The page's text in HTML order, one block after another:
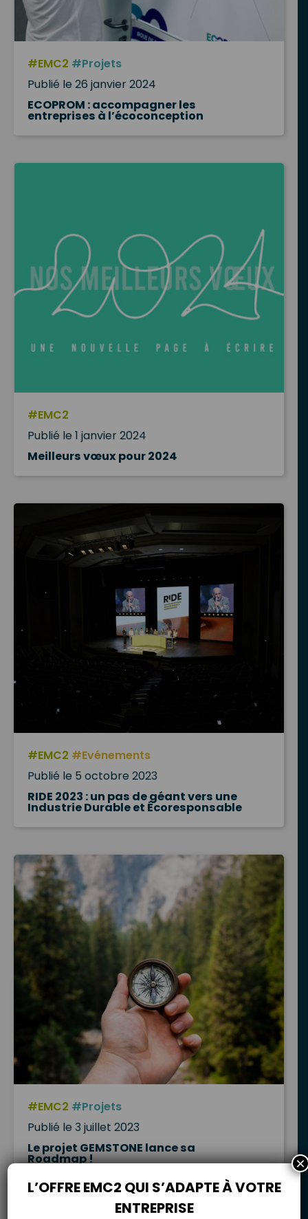
#EMC2 #Projets
Publié le 26 janvier 2024
ECOPROM : accompagner les
entreprises à l’écoconception
#EMC2
Publié le 1 janvier 2024
Meilleurs vœux pour 2024
#EMC2 #Evénements
Publié le 5 octobre 2023
RIDE 2023 : un pas de géant vers une
Industrie Durable et Écoresponsable
#EMC2 #Projets
Publié le 3 juillet 2023
Le projet GEMSTONE lance sa
Roadmap !
L’OFFRE EMC2 QUI S’ADAPTE À VOTRE
ENTREPRISE
×